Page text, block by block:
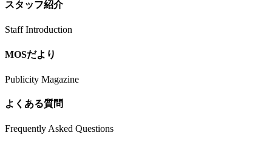
スタッフ紹介
Staff Introduction
MOSだより
Publicity Magazine
よくある質問
Frequently Asked Questions